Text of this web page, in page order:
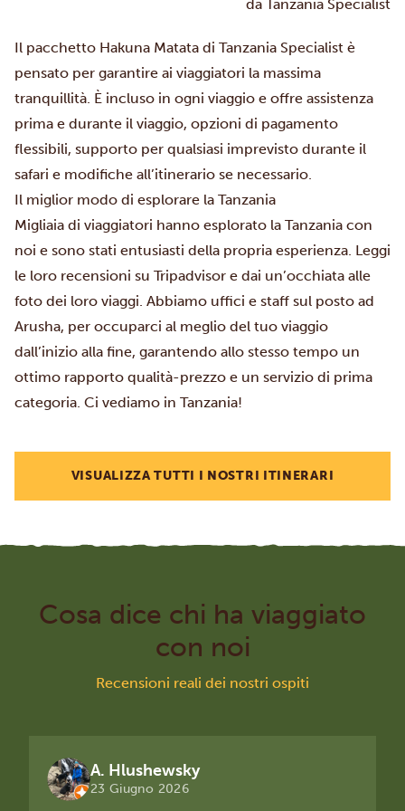
Il pacchetto Hakuna Matata di Tanzania Specialist è
pensato per garantire ai viaggiatori la massima
tranquillità. È incluso in ogni viaggio e offre assistenza
prima e durante il viaggio, opzioni di pagamento
flessibili, supporto per qualsiasi imprevisto durante il
safari e modifiche all’itinerario se necessario.
Il miglior modo di esplorare la Tanzania
Migliaia di viaggiatori hanno esplorato la Tanzania con
noi e sono stati entusiasti della propria esperienza. Leggi
le loro recensioni su Tripadvisor e dai un’occhiata alle
foto dei loro viaggi. Abbiamo uffici e staff sul posto ad
Arusha, per occuparci al meglio del tuo viaggio
dall’inizio alla fine, garantendo allo stesso tempo un
ottimo rapporto qualità-prezzo e un servizio di prima
categoria. Ci vediamo in Tanzania!
VISUALIZZA TUTTI I NOSTRI ITINERARI
Cosa dice chi ha viaggiato
con noi
Recensioni reali dei nostri ospiti
A. Hlushewsky
23 Giugno 2026